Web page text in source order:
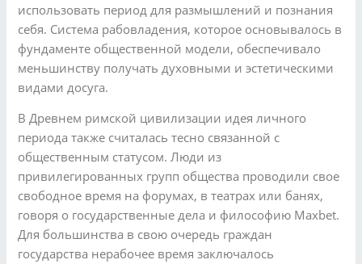
использовать период для размышлений и познания
себя. Система рабовладения, которое основывалось в
фундаменте общественной модели, обеспечивало
меньшинству получать духовными и эстетическими
видами досуга.
В Древнем римской цивилизации идея личного
периода также считалась тесно связанной с
общественным статусом. Люди из
привилегированных групп общества проводили свое
свободное время на форумах, в театрах или банях,
говоря о государственные дела и философию Maxbet.
Для большинства в свою очередь граждан
государства нерабочее время заключалось